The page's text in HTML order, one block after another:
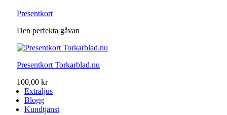
Presentkort
Den perfekta gåvan
Presentkort Torkarblad.nu
100,00 kr
Extraljus
Blogg
Kundtjänst